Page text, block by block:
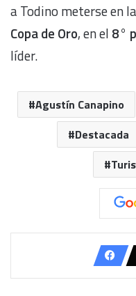
a Todino meterse en
Copa de Oro, en el 8°
líder.
Agustín Canapino
Destacada